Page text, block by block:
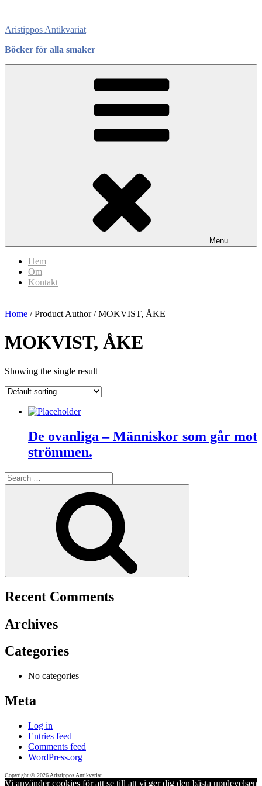
content
Aristippos Antikvariat
Böcker för alla smaker
Menu
Hem
Om
Kontakt
Home / Product Author / MOKVIST, ÅKE
MOKVIST, ÅKE
Showing the single result
De ovanliga – Människor som går mot
strömmen.
Search
for:
Recent Comments
Archives
Categories
No categories
Meta
Log in
Entries feed
Comments feed
WordPress.org
Copyright © 2026 Aristippos Antikvariat
Vi använder cookies för att se till att vi ger dig den bästa upplevelsen